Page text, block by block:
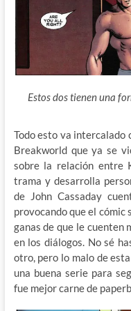
Estos dos tienen una
Todo esto va intercalado
Breakworld que ya se
sobre la relación entre
trama y desarrolla
de John Cassaday
provocando que el cómic
ganas de que le cuenten
en los diálogos. No sé
otro, pero lo malo de
una buena serie para
fue mejor carne de